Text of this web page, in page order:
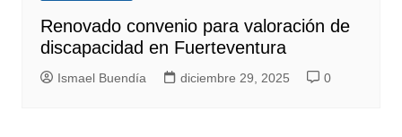
Renovado convenio para valoración de
discapacidad en Fuerteventura
Ismael Buendía diciembre 29, 2025 0